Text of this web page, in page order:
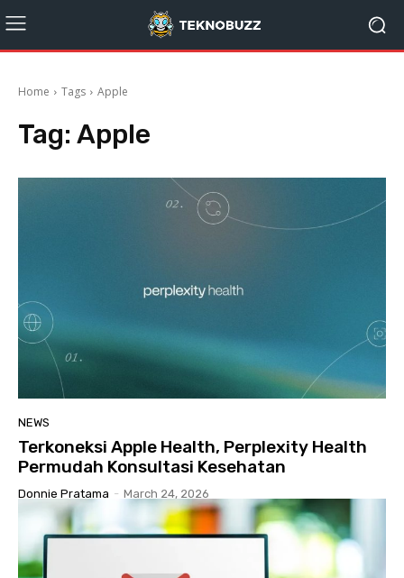
Home Tags Apple
Tag: Apple
NEWS
Terkoneksi Apple Health, Perplexity Health
Permudah Konsultasi Kesehatan
Donnie Pratama - March 24, 2026